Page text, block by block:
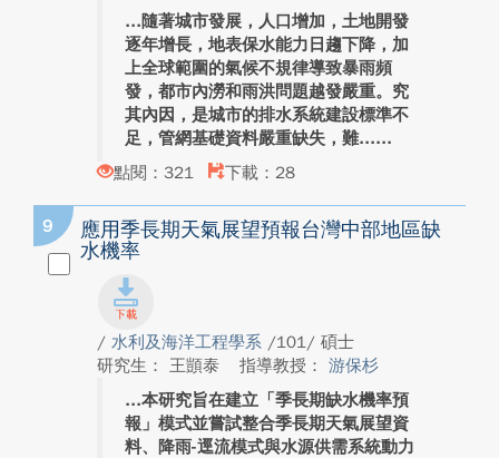
隨著城市發展，人口增加，土地開發
逐年增長，地表保水能力日趨下降，加
上全球範圍的氣候不規律導致暴雨頻
發，都市內澇和雨洪問題越發嚴重。究
其內因，是城市的排水系統建設標準不
足，管網基礎資料嚴重缺失，難...
點閱：321
下載：28
9
應用季長期天氣展望預報台灣中部地區缺
水機率
/ 水利及海洋工程學系 /101/ 碩士
研究生： 王顗泰
指導教授： 游保杉
本研究旨在建立「季長期缺水機率預
報」模式並嘗試整合季長期天氣展望資
料、降雨-逕流模式與水源供需系統動力